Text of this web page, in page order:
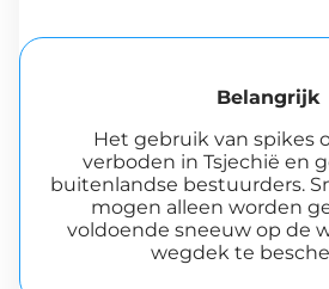
Belangrijk
Het gebruik van spikes
verboden in Tsjechië en
buitenlandse bestuurders.
mogen alleen worden
voldoende sneeuw op de
wegdek te